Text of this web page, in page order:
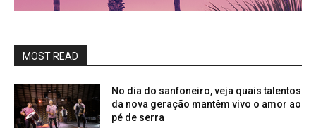
MOST READ
No dia do sanfoneiro, veja quais talentos
da nova geração mantêm vivo o amor ao
pé de serra